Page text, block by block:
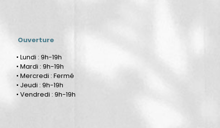
Ouverture
• Lundi : 9h-19h
• Mardi : 9h-19h
• Mercredi : Fermé
• Jeudi : 9h-19h
• Vendredi : 9h-19h